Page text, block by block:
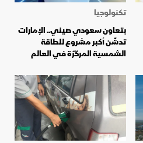
تكنولوجيا
بتعاون سعودي صيني.. الإمارات
تدشّن أكبر مشروع للطاقة
الشمسية المركّزة في العالم